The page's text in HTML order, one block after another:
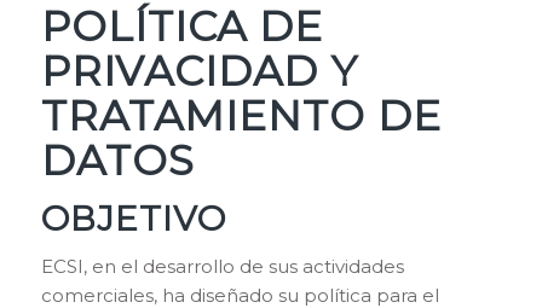
POLÍTICA DE
PRIVACIDAD Y
TRATAMIENTO DE
DATOS
OBJETIVO
ECSI, en el desarrollo de sus actividades
comerciales, ha diseñado su política para el